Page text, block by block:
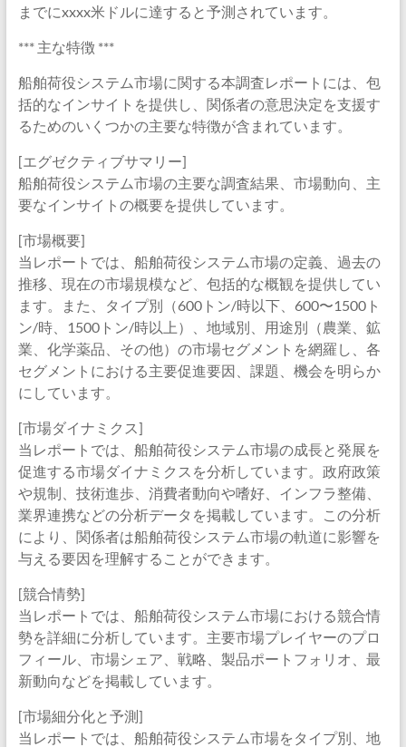
までにxxxx米ドルに達すると予測されています。
*** 主な特徴 ***
船舶荷役システム市場に関する本調査レポートには、包
括的なインサイトを提供し、関係者の意思決定を支援す
るためのいくつかの主要な特徴が含まれています。
[エグゼクティブサマリー]
船舶荷役システム市場の主要な調査結果、市場動向、主
要なインサイトの概要を提供しています。
[市場概要]
当レポートでは、船舶荷役システム市場の定義、過去の
推移、現在の市場規模など、包括的な概観を提供してい
ます。また、タイプ別（600トン/時以下、600〜1500ト
ン/時、1500トン/時以上）、地域別、用途別（農業、鉱
業、化学薬品、その他）の市場セグメントを網羅し、各
セグメントにおける主要促進要因、課題、機会を明らか
にしています。
[市場ダイナミクス]
当レポートでは、船舶荷役システム市場の成長と発展を
促進する市場ダイナミクスを分析しています。政府政策
や規制、技術進歩、消費者動向や嗜好、インフラ整備、
業界連携などの分析データを掲載しています。この分析
により、関係者は船舶荷役システム市場の軌道に影響を
与える要因を理解することができます。
[競合情勢]
当レポートでは、船舶荷役システム市場における競合情
勢を詳細に分析しています。主要市場プレイヤーのプロ
フィール、市場シェア、戦略、製品ポートフォリオ、最
新動向などを掲載しています。
[市場細分化と予測]
当レポートでは、船舶荷役システム市場をタイプ別、地